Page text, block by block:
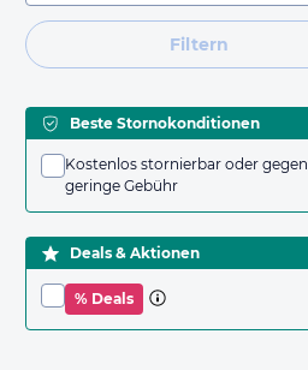
Filtern
Beste Stornokonditionen
Kostenlos stornierbar oder gegen
geringe Gebühr
Deals & Aktionen
% Deals